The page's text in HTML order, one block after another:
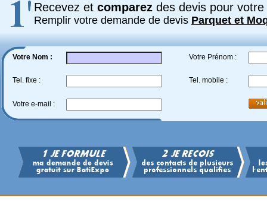
Recevez et comparez des devis pour votre
Remplir votre demande de devis Parquet et
Votre Nom : Votre Prénom :
Tel. fixe : Tel. mobile :
Votre e-mail :